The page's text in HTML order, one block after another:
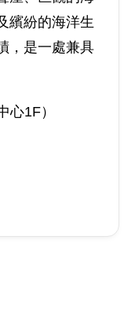
繽紛的海洋生
，是一處兼具
心1F）